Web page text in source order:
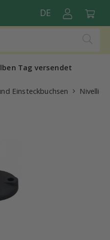
DE
Tag versendet
Einsteckbuchsen